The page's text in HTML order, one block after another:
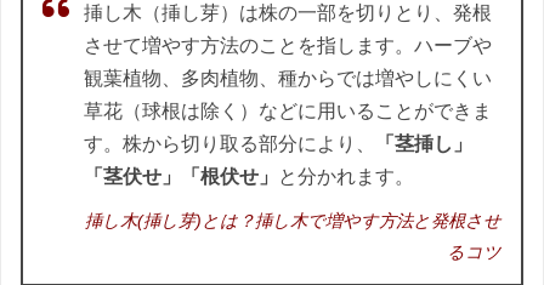
挿し木（挿し芽）は株の一部を切りとり、発根
させて増やす方法のことを指します。ハーブや
観葉植物、多肉植物、種からでは増やしにくい
草花（球根は除く）などに用いることができま
す。株から切り取る部分により、
「茎挿し」
「茎伏せ」「根伏せ」
と分かれます。
挿し木(挿し芽)とは？挿し木で増やす方法と発根させ
るコツ